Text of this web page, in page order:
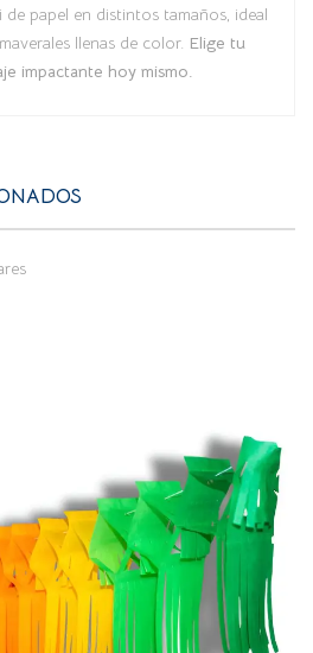
papel en distintos tamaños, ideal
llenas de color. Elige tu
impactante hoy mismo.